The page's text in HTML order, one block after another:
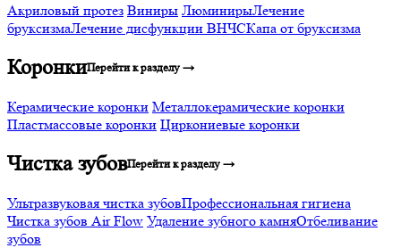
Акриловый протез Виниры ЛюминирыЛечение
бруксизмаЛечение дисфункции ВНЧСКапа от бруксизма
КоронкиПерейти к разделу →
Керамические коронки Металлокерамические коронки
Пластмассовые коронки Циркониевые коронки
Чистка зубовПерейти к разделу →
Ультразвуковая чистка зубовПрофессиональная гигиена
Чистка зубов Air Flow Удаление зубного камняОтбеливание
зубов